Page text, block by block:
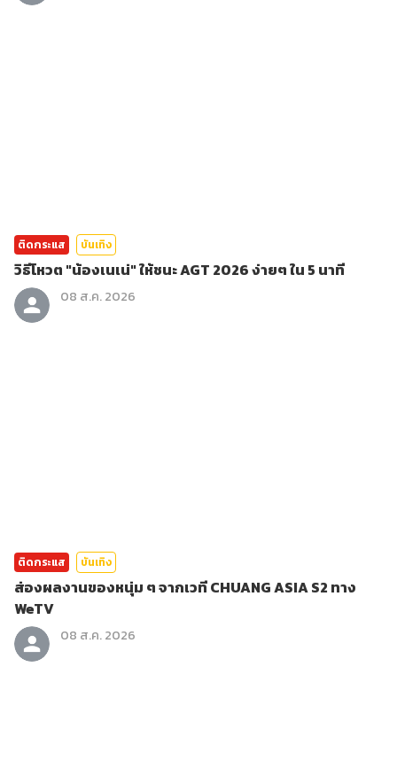
ติดกระแส บันเทิง
วิธีโหวต "น้องเนเน่" ให้ชนะ AGT 2026 ง่ายๆ ใน 5 นาที
08 ส.ค. 2026
ติดกระแส บันเทิง
ส่องผลงานของหนุ่ม ๆ จากเวที CHUANG ASIA S2 ทาง
WeTV
08 ส.ค. 2026